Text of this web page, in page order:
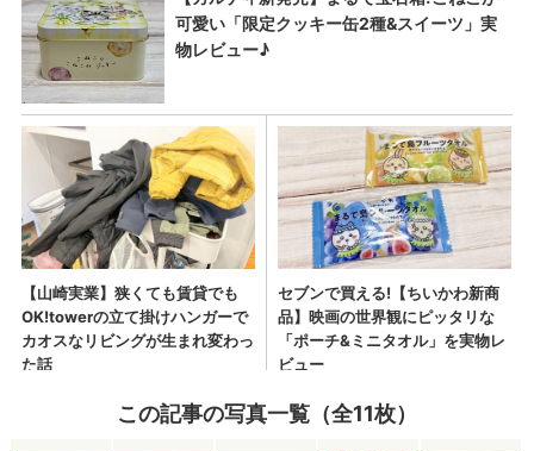
この記事の写真一覧（全11枚）